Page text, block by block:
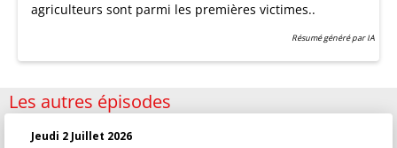
agriculteurs sont parmi les premières victimes..
Résumé généré par IA
Les autres épisodes
Jeudi 2 Juillet 2026